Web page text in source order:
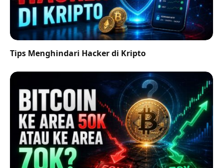
Tips Menghindari Hacker di Kripto